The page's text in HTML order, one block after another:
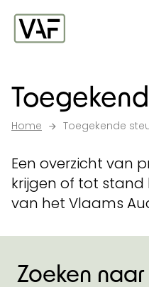
Ga verder naar de
Home Toegekende
Een overzicht van
krijgen of tot
van het Vlaams
Zoeken naar